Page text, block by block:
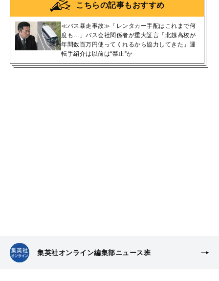
こちらの記事もおすすめ
≪バス暴走事故≫「レンタカー手配はこれまで何
度も…」バス会社関係者が重大証言「北越高校が
年間数百万円使ってくれるから協力してきた」運
転手紹介は以前は“禁止”か
集英社オンライン編集部ニュース班